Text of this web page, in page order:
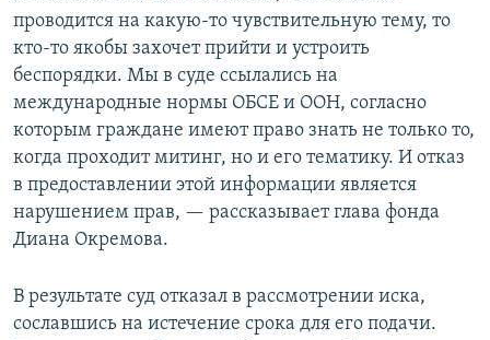
проводится на какую-то чувствительную тему, то
кто-то якобы захочет прийти и устроить
беспорядки. Мы в суде ссылались на
международные нормы ОБСЕ и ООН, согласно
которым граждане имеют право знать не только то,
когда проходит митинг, но и его тематику. И отказ
в предоставлении этой информации является
нарушением прав, — рассказывает глава фонда
Диана Окремова.
В результате суд отказал в рассмотрении иска,
сославшись на истечение срока для его подачи.